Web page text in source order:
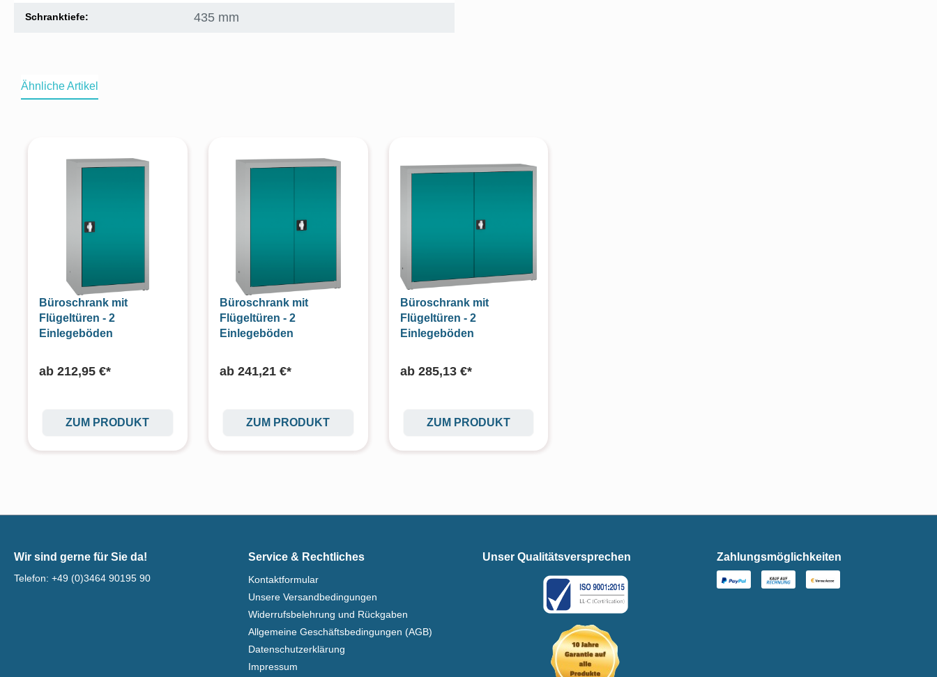
Schranktiefe: 435 mm
Ähnliche Artikel
Büroschrank mit
Flügeltüren - 2
Einlegeböden
ab 212,95 €*
ZUM PRODUKT
Büroschrank mit
Flügeltüren - 2
Einlegeböden
ab 241,21 €*
ZUM PRODUKT
Büroschrank mit
Flügeltüren - 2
Einlegeböden
ab 285,13 €*
ZUM PRODUKT
Wir sind gerne für Sie da!
Telefon: +49 (0)3464 90195 90
Service & Rechtliches
Kontaktformular
Unsere Versandbedingungen
Widerrufsbelehrung und Rückgaben
Allgemeine Geschäftsbedingungen (AGB)
Datenschutzerklärung
Impressum
Unser Qualitätsversprechen Zahlungsmöglichkeiten